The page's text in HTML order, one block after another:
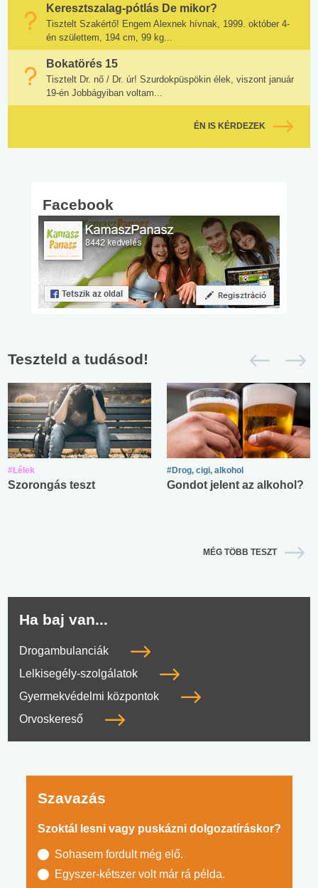
Keresztszalag-pótlás De mikor?
Tisztelt Szakértő! Engem Alexnek hívnak, 1999. október 4-
én születtem, 194 cm, 99 kg...
Bokatörés 15
Tisztelt Dr. nő / Dr. úr! Szurdokpüspökin élek, viszont január
19-én Jobbágyiban voltam...
ÉN IS KÉRDEZEK
Facebook
Teszteld a tudásod!
#Lélek
Szorongás teszt
#Drog, cigi, alkohol
Gondot jelent az alkohol?
MÉG TÖBB TESZT
Ha baj van...
Drogambulanciák
Lelkisegély-szolgálatok
Gyermekvédelmi központok
Orvoskereső
Szavazás
Szoktál lesni vagy puskázni dolgozatíráskor?
Sohasem fordult még elő.
Egyszer-kétszer volt már rá példa.